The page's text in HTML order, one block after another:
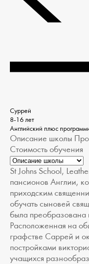
Суррей
8-16 лет
Английский плюс
Описание школы
Стоимость обучения
St Johns School,
пансионов Англии,
приходским
обучать сыновей
была преобразована
Расположенная на
графстве Саррей и
постройками
учащихся